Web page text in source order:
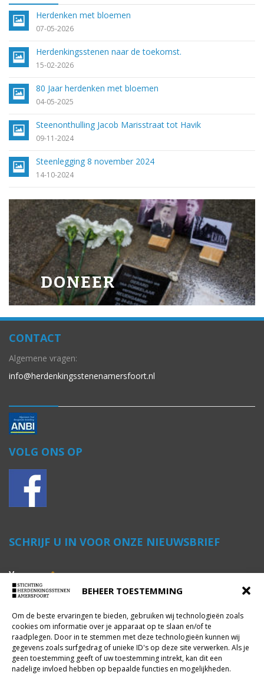
BEHEER TOESTEMMING
Om de beste ervaringen te bieden, gebruiken wij technologieën zoals
cookies om informatie over je apparaat op te slaan en/of te
raadplegen. Door in te stemmen met deze technologieën kunnen wij
gegevens zoals surfgedrag of unieke ID's op deze site verwerken. Als je
geen toestemming geeft of uw toestemming intrekt, kan dit een
nadelige invloed hebben op bepaalde functies en mogelijkheden.
Herdenken met bloemen
07-05-2026
Herdenkingsstenen naar de toekomst.
15-02-2026
80 Jaar herdenken met bloemen
04-05-2025
Steenonthulling Jacob Marisstraat tot Havik
09-11-2024
Steenlegging 8 november 2024
14-10-2024
DONEER
CONTACT
Algemene vragen:
info@herdenkingsstenenamersfoort.nl
VOLG ONS OP
SCHRIJF U IN VOOR ONZE NIEUWSBRIEF
Voornaam*
Achternaam*
E-mailadres*